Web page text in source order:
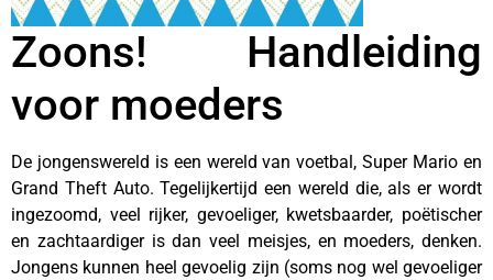
Zoons! Handleiding
voor moeders
De jongenswereld is een wereld van voetbal, Super Mario en
Grand Theft Auto. Tegelijkertijd een wereld die, als er wordt
ingezoomd, veel rijker, gevoeliger, kwetsbaarder, poëtischer
en zachtaardiger is dan veel meisjes, en moeders, denken.
Jongens kunnen heel gevoelig zijn (soms nog wel gevoeliger